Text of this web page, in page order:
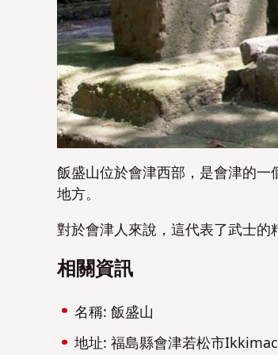
飯盛山位於會津西部，是會津的
地方。
對於會津人來說，這代表了武士的
相關資訊
名稱: 飯盛山
地址: 福島縣會津若松市